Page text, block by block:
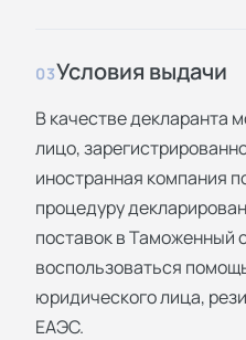
03Условия выдачи
В качестве декларанта
лицо,
иностранная компания
процедуру
поставок в Таможенный
воспользоваться
юридического лица,
ЕАЭС.